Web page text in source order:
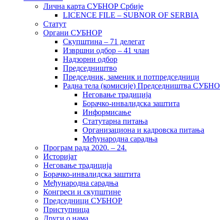
Лична карта СУБНОР Србије
LICENCE FILE – SUBNOR OF SERBIA
Статут
Органи СУБНОР
Скупштина – 71 делегат
Извршни одбор – 41 члан
Надзорни одбор
Председништво
Председник, заменик и потпредседници
Радна тела (комисије) Председништва
Неговање традиција
Борачко-инвалидска заштита
Информисање
Статутарна питања
Организациона и кадровска питања
Међународна сарадња
Програм рада 2020. – 24.
Историјат
Неговање традиција
Борачко-инвалидска заштита
Међународна сарадња
Конгреси и скупштине
Председници СУБНОР
Приступница